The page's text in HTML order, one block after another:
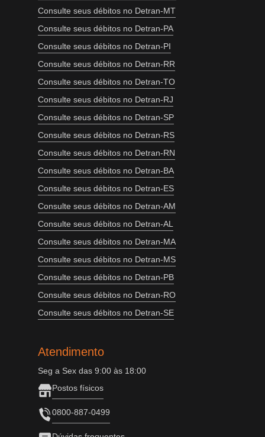
Consulte seus débitos no Detran-MT
Consulte seus débitos no Detran-PA
Consulte seus débitos no Detran-PI
Consulte seus débitos no Detran-RR
Consulte seus débitos no Detran-TO
Consulte seus débitos no Detran-RJ
Consulte seus débitos no Detran-SP
Consulte seus débitos no Detran-RS
Consulte seus débitos no Detran-RN
Consulte seus débitos no Detran-BA
Consulte seus débitos no Detran-ES
Consulte seus débitos no Detran-AM
Consulte seus débitos no Detran-AL
Consulte seus débitos no Detran-MA
Consulte seus débitos no Detran-MS
Consulte seus débitos no Detran-PB
Consulte seus débitos no Detran-RO
Consulte seus débitos no Detran-SE
Atendimento
Seg a Sex das 9:00 às 18:00
Postos físicos
0800-887-0499